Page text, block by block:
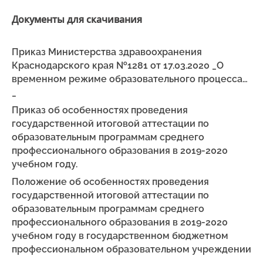
Документы для скачивания
Приказ Министерства здравоохранения
Краснодарского края №1281 от 17.03.2020 _О
временном режиме образовательного процесса…
Приказ об особенностях проведения
государственной итоговой аттестации по
образовательным программам среднего
профессионального образования в 2019-2020
учебном году.
Положение об особенностях проведения
государственной итоговой аттестации по
образовательным программам среднего
профессионального образования в 2019-2020
учебном году в государственном бюджетном
профессиональном образовательном учреждении